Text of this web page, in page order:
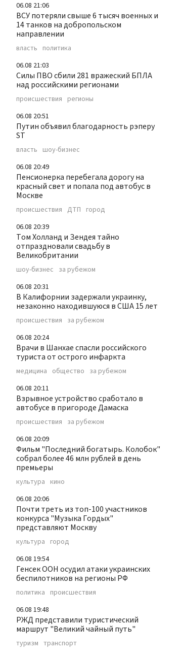
06.08 21:06
ВСУ потеряли свыше 6 тысяч военных и
14 танков на добропольском
направлении
власть политика
06.08 21:03
Силы ПВО сбили 281 вражеский БПЛА
над российскими регионами
происшествия регионы
06.08 20:51
Путин объявил благодарность рэперу
ST
власть шоу-бизнес
06.08 20:49
Пенсионерка перебегала дорогу на
красный свет и попала под автобус в
Москве
происшествия ДТП город
06.08 20:39
Том Холланд и Зендея тайно
отпраздновали свадьбу в
Великобритании
шоу-бизнес за рубежом
06.08 20:31
В Калифорнии задержали украинку,
незаконно находившуюся в США 15 лет
происшествия за рубежом
06.08 20:24
Врачи в Шанхае спасли российского
туриста от острого инфаркта
медицина общество за рубежом
06.08 20:11
Взрывное устройство сработало в
автобусе в пригороде Дамаска
происшествия за рубежом
06.08 20:09
Фильм "Последний богатырь. Колобок"
собрал более 46 млн рублей в день
премьеры
культура кино
06.08 20:06
Почти треть из топ-100 участников
конкурса "Музыка Гордых"
представляют Москву
культура город
06.08 19:54
Генсек ООН осудил атаки украинских
беспилотников на регионы РФ
политика происшествия
06.08 19:48
РЖД представили туристический
маршрут "Великий чайный путь"
туризм транспорт